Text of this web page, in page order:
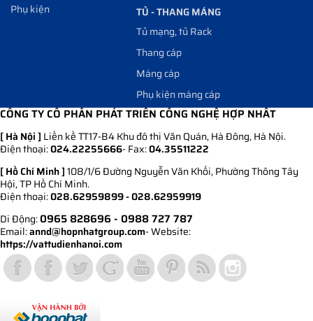
Phụ kiện
TỦ - THANG MÁNG
Tủ mạng, tủ Rack
Thang cáp
Máng cáp
Phụ kiện máng cáp
CÔNG TY CỔ PHẦN PHÁT TRIỂN CÔNG NGHỆ HỢP NHẤT
[ Hà Nội ] Liền kề TT17-B4 Khu đô thị Văn Quán, Hà Đông, Hà Nội.
Điện thoại:024.22255666- Fax:04.35511222
[ Hồ Chí Minh ]108/1/6 Đường Nguyễn Văn Khối, Phường Thông Tây
Hội, TP Hồ Chí Minh.
Điện thoại:028.62959899 - 028.62959919
Di Động:0965 828696 - 0988 727 787
Email:annd@hopnhatgroup.com- Website:
https://vattudienhanoi.com